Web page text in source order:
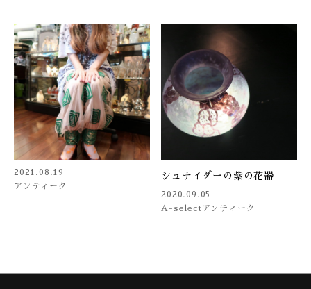
2021.08.19
アンティーク
シュナイダーの紫の花器
2020.09.05
A-select アンティーク